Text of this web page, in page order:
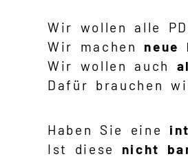
Wir wollen alle
Wir machen neue
Wir wollen auch
Dafür brauchen
Haben Sie eine
Ist diese nicht